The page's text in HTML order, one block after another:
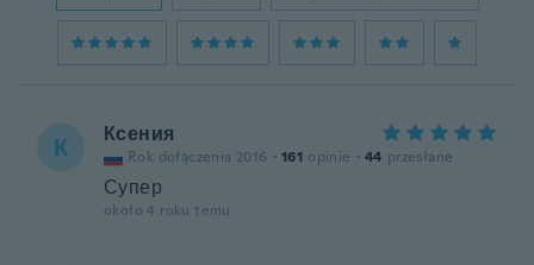
К Ксения
Rok dołączenia 2016 · 161 opinie · 44 przesłane
Супер
około 4 roku temu